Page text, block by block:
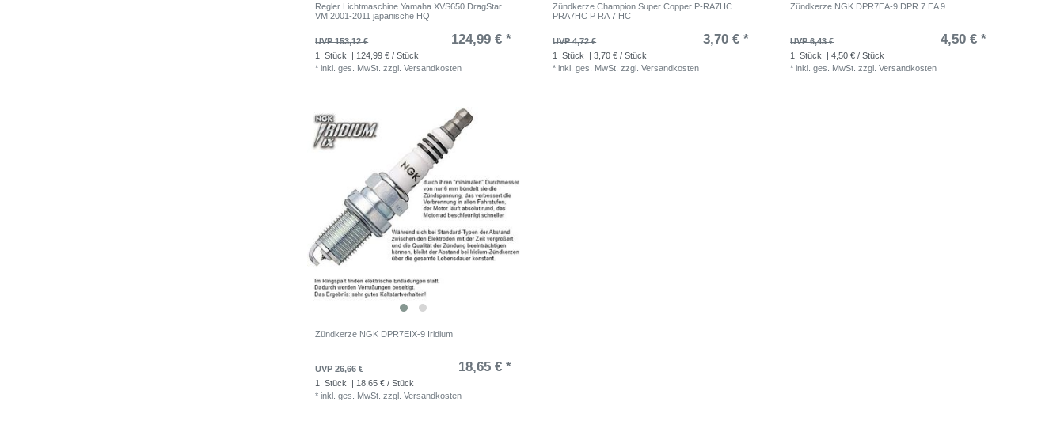
Regler Lichtmaschine Yamaha XVS650 DragStar
VM 2001-2011 japanische HQ
UVP 153,12 € 124,99 € *
1 Stück
| 124,99 € / Stück
*inkl. ges. MwSt. zzgl.Versandkosten
Zündkerze Champion Super Copper P-RA7HC
PRA7HC P RA 7 HC
UVP 4,72 € 3,70 € *
1 Stück
| 3,70 € / Stück
*inkl. ges. MwSt. zzgl.Versandkosten
Zündkerze NGK DPR7EA-9 DPR 7 EA 9
UVP 6,43 € 4,50 € *
1 Stück
| 4,50 € / Stück
*inkl. ges. MwSt. zzgl.Versandkosten
Zündkerze NGK DPR7EIX-9 Iridium
UVP 26,66 € 18,65 € *
1 Stück
| 18,65 € / Stück
*inkl. ges. MwSt. zzgl.Versandkosten